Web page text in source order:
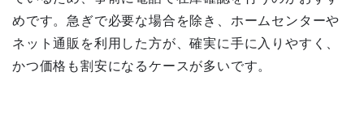
めです。急ぎで必要な場合を除き、ホームセンターや
ネット通販を利用した方が、確実に手に入りやすく、
かつ価格も割安になるケースが多いです。